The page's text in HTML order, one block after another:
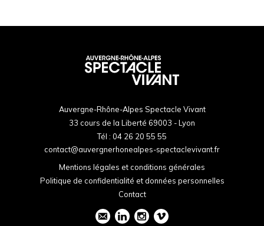
Auvergne-Rhône-Alpes Spectacle Vivant
33 cours de la Liberté 69003 - Lyon
Tél : 04 26 20 55 55
contact@auvergnerhonealpes-spectaclevivant.fr
Mentions légales et conditions générales
Politique de confidentialité et données personnelles
Contact